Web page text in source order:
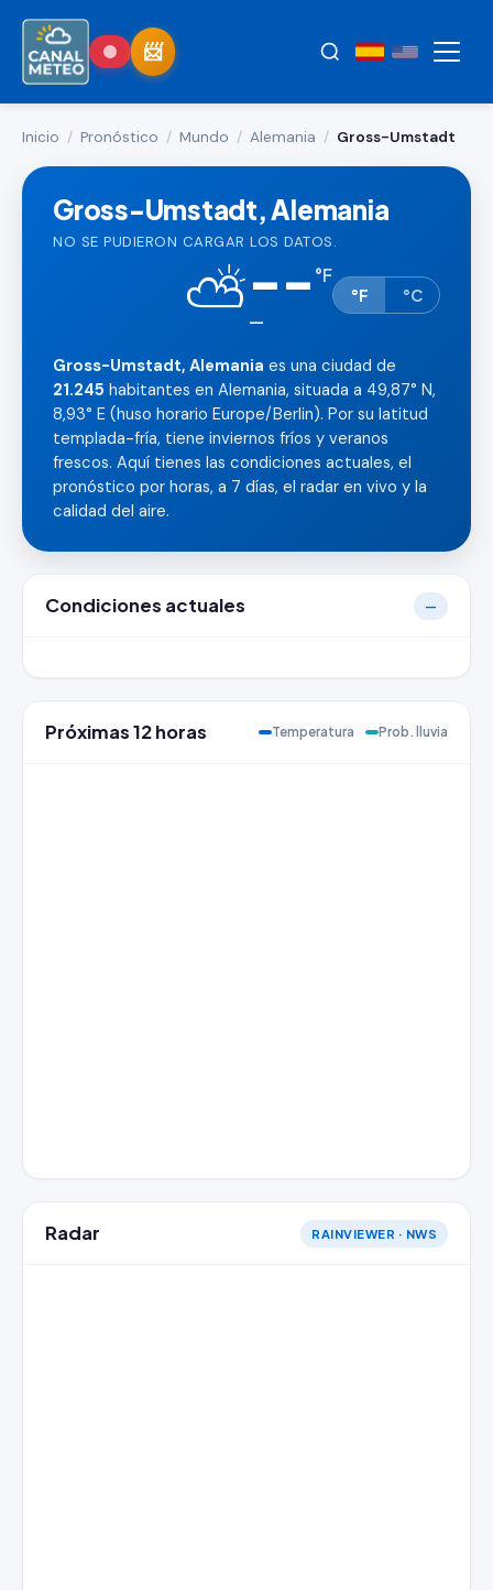
Inicio / Pronóstico / Mundo / Alemania / Gross-Umstadt
Gross-Umstadt, Alemania
NO SE PUDIERON CARGAR LOS DATOS.
⛅-- °F
—
°F °C
Gross-Umstadt, Alemania es una ciudad de
21.245 habitantes en Alemania, situada a 49,87° N,
8,93° E (huso horario Europe/Berlin). Por su latitud
templada-fría, tiene inviernos fríos y veranos
frescos. Aquí tienes las condiciones actuales, el
pronóstico por horas, a 7 días, el radar en vivo y la
calidad del aire.
Condiciones actuales —
Próximas 12 horas Temperatura Prob. lluvia
Radar RAINVIEWER · NWS